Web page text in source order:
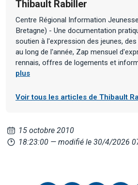
Thibault Rabiller
Centre Régional Information
Bretagne) - Une documentation
soutien à l'expression des jeunes,
au long de l'année, Zap mensuel
rennais, offres de logements et
plus
Voir tous les articles de Thibault
15 octobre 2010
18:23:00 — modifié le 30/4/2026